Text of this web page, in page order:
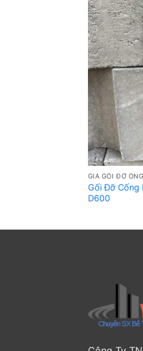
Gối Đỡ Cống
D600